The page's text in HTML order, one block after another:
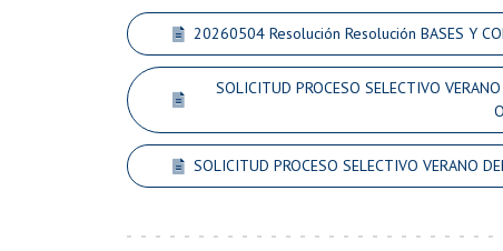
20260504 Resolución Resolución BASES Y
SOLICITUD PROCESO SELECTIVO
SOLICITUD PROCESO SELECTIVO VERANO